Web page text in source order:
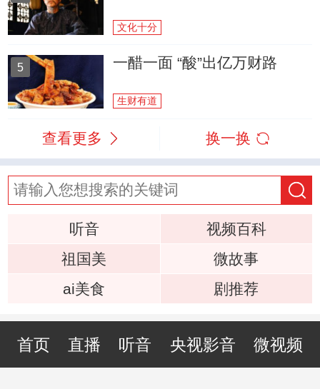
文化十分
5 一醋一面 “酸”出亿万财路
生财有道
查看更多 换一换
听音
视频百科
祖国美
微故事
ai美食
剧推荐
首页 直播 听音 央视影音 微视频